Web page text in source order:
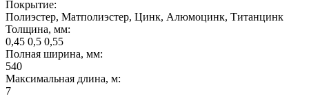
Покрытие:
Полиэстер, Матполиэстер, Цинк, Алюмоцинк, Титанцинк
Толщина, мм:
0,45 0,5 0,55
Полная ширина, мм:
540
Максимальная длина, м:
7